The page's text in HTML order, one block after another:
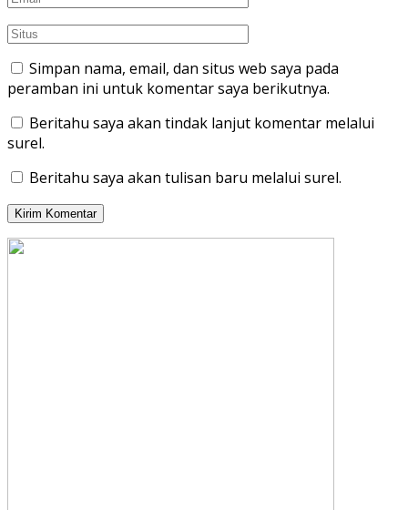
Simpan nama, email, dan situs web saya pada
peramban ini untuk komentar saya berikutnya.
Beritahu saya akan tindak lanjut komentar melalui
surel.
Beritahu saya akan tulisan baru melalui surel.